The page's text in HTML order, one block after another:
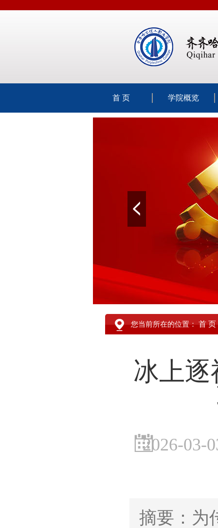
首 页 学院概览
您当前所在的位置：首 页
冰上
2026-03-
摘要：为